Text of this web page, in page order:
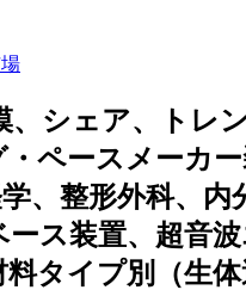
シェア、トレ
ペースメーカー
、整形外科、
ス装置、超音
タイプ別（生